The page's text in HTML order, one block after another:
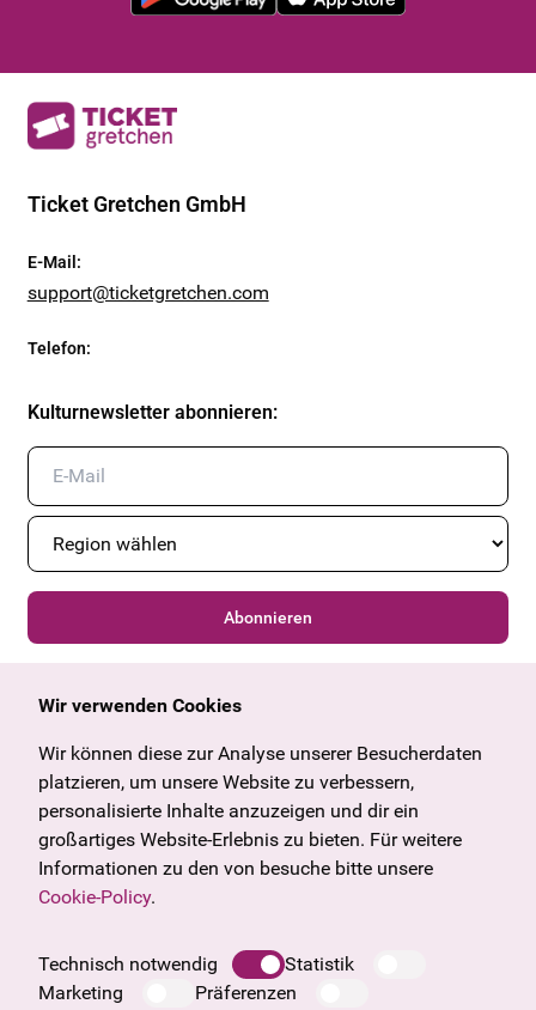
Ticket Gretchen GmbH
E-Mail :
support@ticketgretchen.com
Telefon:
Kulturnewsletter abonnieren:
Abonnieren
Allgemein
Angebote & News
U27
Geschenkgutschein
Häufige Fragen
Impressum
Datenschutzinformation
Wien
Tirol
Vorarlberg
Burgenland
Salzburg
Wir verwenden Cookies
Wir können diese zur Analyse unserer Besucherdaten
platzieren, um unsere Website zu verbessern,
personalisierte Inhalte anzuzeigen und dir ein
großartiges Website-Erlebnis zu bieten. Für weitere
Informationen zu den von besuche bitte unsere
Cookie-Policy.
Technisch notwendig
Statistik
Marketing
Präferenzen